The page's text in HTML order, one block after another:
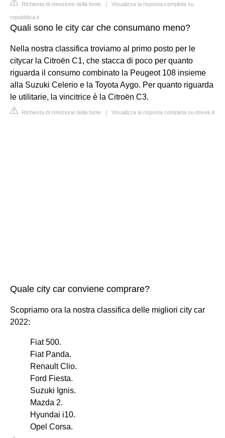
Richiesta di rimozione della fonte | Visualizza la risposta completa su
repubblica.it
Quali sono le city car che consumano meno?
Nella nostra classifica troviamo al primo posto per le
citycar la Citroën C1, che stacca di poco per quanto
riguarda il consumo combinato la Peugeot 108 insieme
alla Suzuki Celerio e la Toyota Aygo. Per quanto riguarda
le utilitarie, la vincitrice è la Citroën C3.
Richiesta di rimozione della fonte | Visualizza la risposta completa su drivek.it
Quale city car conviene comprare?
Scopriamo ora la nostra classifica delle migliori city car
2022:
Fiat 500.
Fiat Panda.
Renault Clio.
Ford Fiesta.
Suzuki Ignis.
Mazda 2.
Hyundai i10.
Opel Corsa.